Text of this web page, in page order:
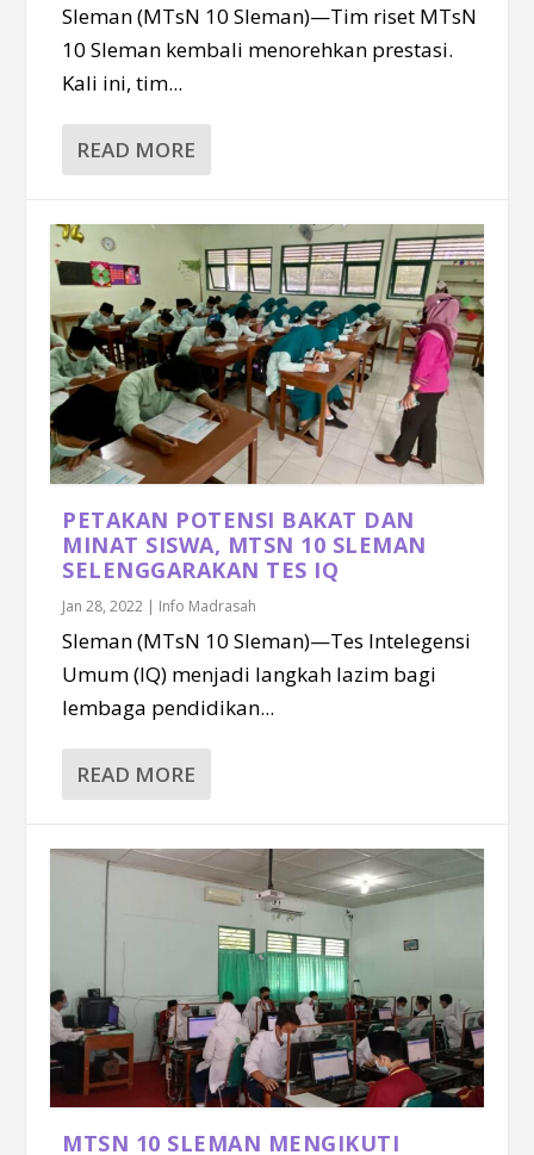
Sleman (MTsN 10 Sleman)—Tim riset MTsN
10 Sleman kembali menorehkan prestasi.
Kali ini, tim...
READ MORE
PETAKAN POTENSI BAKAT DAN
MINAT SISWA, MTSN 10 SLEMAN
SELENGGARAKAN TES IQ
Jan 28, 2022 | Info Madrasah
Sleman (MTsN 10 Sleman)—Tes Intelegensi
Umum (IQ) menjadi langkah lazim bagi
lembaga pendidikan...
READ MORE
MTSN 10 SLEMAN MENGIKUTI